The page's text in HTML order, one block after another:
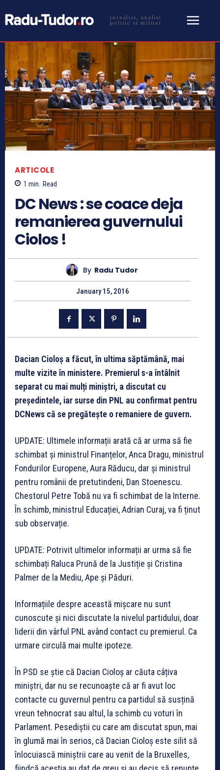
jurnalist, analist
politic si militar
ARTICOLE
1 min. Read
DC News : se coace deja
remanierea guvernului
Ciolos !
By Radu Tudor
January 15, 2016
Dacian Cioloș a făcut, în ultima săptămână, mai
multe vizite în ministere. Premierul s-a întâlnit
separat cu mai mulți miniștri, a discutat cu
președintele, iar surse din PNL au confirmat pentru
DCNews că se pregătește o remaniere de guvern.
UPDATE: Ultimele informații arată că ar urma să fie
schimbat și ministrul Finanțelor, Anca Dragu, ministrul
Fondurilor Europene, Aura Răducu, dar și ministrul
pentru românii de pretutindeni, Dan Stoenescu.
Chestorul Petre Tobă nu va fi schimbat de la Interne.
În schimb, ministrul Educației, Adrian Curaj, va fi ținut
sub observație.
UPDATE: Potrivit ultimelor informații ar urma să fie
schimbați Raluca Prună de la Justiție și Cristina
Palmer de la Mediu, Ape și Păduri.
Informațiile despre această mișcare nu sunt
cunoscute și nici discutate la nivelul partidului, doar
liderii din vârful PNL având contact cu premierul. Ca
urmare circulă mai multe ipoteze.
În PSD se știe că Dacian Cioloș ar căuta câțiva
miniștri, dar nu se recunoaște că ar fi avut loc
contacte cu guvernul pentru ca partidul să susțină
vreun tehnocrat sau altul, la schimb cu voturi în
Parlament. Pesediștii cu care am discutat spun, mai
în glumă mai în serios, că Dacian Cioloș este silit să
înlocuiască miniștrii care au venit de la Bruxelles,